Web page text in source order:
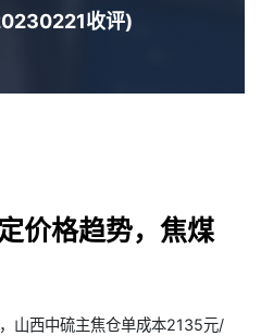
收评)
价格趋势，焦煤
山西中硫主焦仓单成本2135元/